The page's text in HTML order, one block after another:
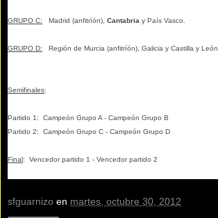
GRUPO C: Madrid (anfitríón), Cantabria y País Vasco.
GRUPO D: Región de Murcia (anfitríón), Galicia y Castilla y León.
Semifinales:
Partido 1: Campeón Grupo A - Campeón Grupo B
Partido 2: Campeón Grupo C - Campeón Grupo D
Final: Vencedor partido 1 - Vencedor partido 2
sfguarnizo en martes, octubre 30, 2012